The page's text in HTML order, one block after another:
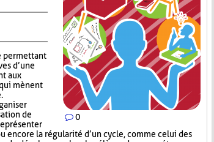
0
permettant
d’une
aux
mènent
de
encore la régularité d’un cycle, comme celui des